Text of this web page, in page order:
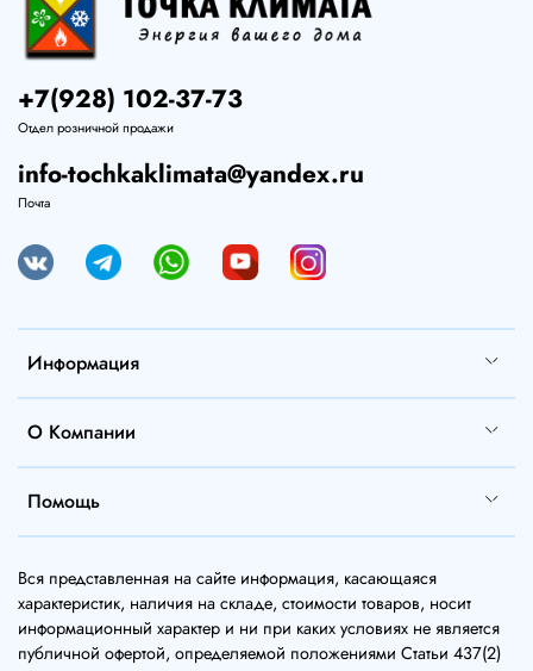
Информация
О Компании
Помощь
+7(928) 102-37-73
Отдел розничной продажи
info-tochkaklimata@yandex.ru
Почта
Вся представленная на сайте информация, касающаяся
характеристик, наличия на складе, стоимости товаров, носит
информационный характер и ни при каких условиях не является
публичной офертой, определяемой положениями Статьи 437(2)